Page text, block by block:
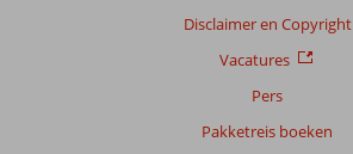
Disclaimer en Copyright
Vacatures
Pers
Pakketreis boeken